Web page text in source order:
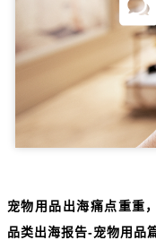
宠物用品出海痛点重重
品类出海报告-宠物用品